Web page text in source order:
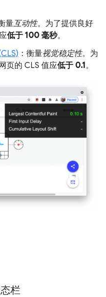
量互动性。为了提供良好
低于 100 毫秒。
：衡量视觉稳定性。为
页的 CLS 值应低于 0.1。
栏